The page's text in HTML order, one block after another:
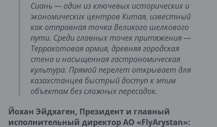
Сиань — один из ключевых исторических и
экономических центров Китая, известный
как отправная точка Великого шелкового
пути. Среди главных точек притяжения —
Терракотовая армия, древняя городская
стена и насыщенная гастрономическая
культура. Прямой перелет открывает для
казахстанцев быстрый доступ к этим
объектам без сложных пересадок.
Йохан Эйдхаген, Президент и главный
исполнительный директор АО «FlyArystan»: